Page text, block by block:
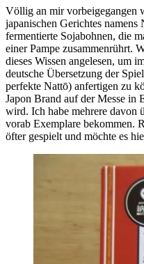
Völlig an mir vorbeigegangen
japanischen Gerichtes namens
fermentierte Sojabohnen, die
einer Pampe zusammenrührt.
dieses Wissen angelesen, um
deutsche Übersetzung der
perfekte Nattō) anfertigen zu
Japon Brand auf der Messe in
wird. Ich habe mehrere davon
vorab Exemplare bekommen.
öfter gespielt und möchte es